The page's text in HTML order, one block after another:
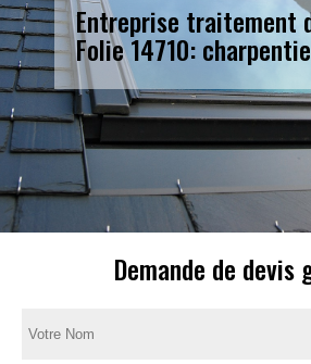
Entreprise traitement
Folie 14710:
Demande de